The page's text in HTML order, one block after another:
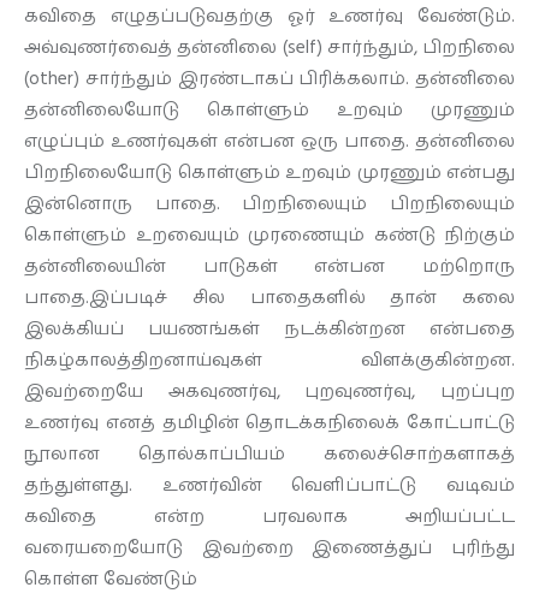
கவிதை எழுதப்படுவதற்கு ஓர் உணர்வு வேண்டும்.
அவ்வுணர்வைத் தன்னிலை (self) சார்ந்தும், பிறநிலை
(other) சார்ந்தும் இரண்டாகப் பிரிக்கலாம். தன்னிலை
தன்னிலையோடு கொள்ளும் உறவும் முரணும்
எழுப்பும் உணர்வுகள் என்பன ஒரு பாதை. தன்னிலை
பிறநிலையோடு கொள்ளும் உறவும் முரணும் என்பது
இன்னொரு பாதை. பிறநிலையும் பிறநிலையும்
கொள்ளும் உறவையும் முரணையும் கண்டு நிற்கும்
தன்னிலையின் பாடுகள் என்பன மற்றொரு
பாதை.இப்படிச் சில பாதைகளில் தான் கலை
இலக்கியப் பயணங்கள் நடக்கின்றன என்பதை
நிகழ்காலத்திறனாய்வுகள் விளக்குகின்றன.
இவற்றையே அகவுணர்வு, புறவுணர்வு, புறப்புற
உணர்வு எனத் தமிழின் தொடக்கநிலைக் கோட்பாட்டு
நூலான தொல்காப்பியம் கலைச்சொற்களாகத்
தந்துள்ளது. உணர்வின் வெளிப்பாட்டு வடிவம்
கவிதை என்ற பரவலாக அறியப்பட்ட
வரையறையோடு இவற்றை இணைத்துப் புரிந்து
கொள்ள வேண்டும்